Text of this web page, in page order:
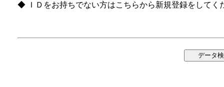
◆ ＩＤをお持ちでない方はこちらから新規登録をしてく